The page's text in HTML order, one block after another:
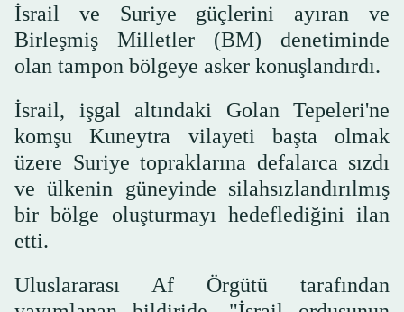
İsrail ve Suriye güçlerini ayıran ve
Birleşmiş Milletler (BM) denetiminde
olan tampon bölgeye asker konuşlandırdı.
İsrail, işgal altındaki Golan Tepeleri'ne
komşu Kuneytra vilayeti başta olmak
üzere Suriye topraklarına defalarca sızdı
ve ülkenin güneyinde silahsızlandırılmış
bir bölge oluşturmayı hedeflediğini ilan
etti.
Uluslararası Af Örgütü tarafından